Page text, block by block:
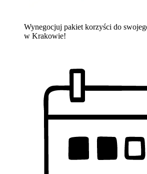
Wynegocjuj pakiet korzyści do
w Krakowie!